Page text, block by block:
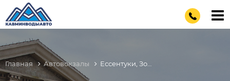
Главная Автовокзалы